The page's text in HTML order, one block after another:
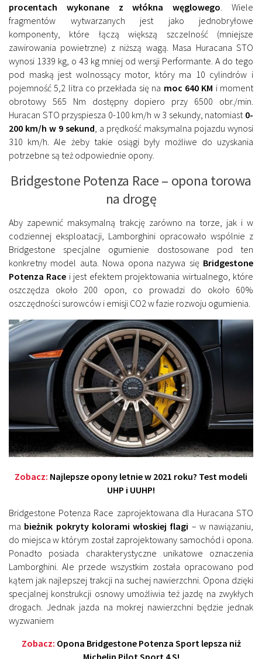
procentach wykonane z włókna węglowego . Wiele
fragmentów wytwarzanych jest jako jednobryłowe
komponenty, które łączą większą szczelność (mniejsze
zawirowania powietrzne) z niższą wagą. Masa Huracana STO
wynosi 1339 kg, o 43 kg mniej od wersji Performante. A do tego
pod maską jest wolnossący motor, który ma 10 cylindrów i
pojemność 5,2 litra co przekłada się na moc 640 KM i moment
obrotowy 565 Nm dostępny dopiero przy 6500 obr./min.
Huracan STO przyspiesza 0-100 km/h w 3 sekundy, natomiast 0-
200 km/h w 9 sekund , a prędkość maksymalna pojazdu wynosi
310 km/h. Ale żeby takie osiągi były możliwe do uzyskania
potrzebne są też odpowiednie opony.
Bridgestone Potenza Race – opona torowa
na drogę
Aby zapewnić maksymalną trakcję zarówno na torze, jak i w
codziennej eksploatacji, Lamborghini opracowało wspólnie z
Bridgestone specjalne ogumienie dostosowane pod ten
konkretny model auta. Nowa opona nazywa się Bridgestone
Potenza Race i jest efektem projektowania wirtualnego, które
oszczędza około 200 opon, co prowadzi do około 60%
oszczędności surowców i emisji CO2 w fazie rozwoju ogumienia.
Zobacz: Najlepsze opony letnie w 2021 roku? Test modeli
UHP i UUHP!
Bridgestone Potenza Race zaprojektowana dla Huracana STO
ma bieżnik pokryty kolorami włoskiej flagi – w nawiązaniu,
do miejsca w którym został zaprojektowany samochód i opona.
Ponadto posiada charakterystyczne unikatowe oznaczenia
Lamborghini. Ale przede wszystkim została opracowano pod
kątem jak najlepszej trakcji na suchej nawierzchni. Opona dzięki
specjalnej konstrukcji osnowy umożliwia też jazdę na zwykłych
drogach. Jednak jazda na mokrej nawierzchni będzie jednak
wyzwaniem
Zobacz: Opona Bridgestone Potenza Sport lepsza niż